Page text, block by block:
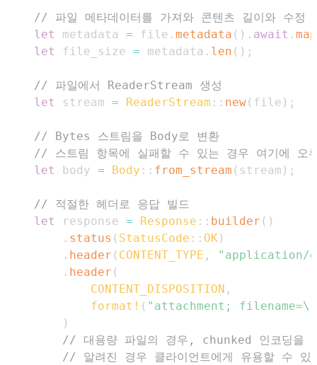
// 파일 메타데이터를 가져와 콘텐츠 길이와 수정
let
metadata = file . metadata ( ) . await .
let
file_size = metadata . len ( ) ;
// 파일에서 ReaderStream 생성
let
stream = ReaderStream :: new( file ) ;
// Bytes 스트림을 Body로 변환
// 스트림 항목에 실패할 수 있는 경우 여기에 오
let
body = Body :: from_stream ( stream ) ;
// 적절한 헤더로 응답 빌드
let
response = Response :: builder ( )
. status ( StatusCode :: OK)
. header ( CONTENT_TYPE ,
"application/
. header (
CONTENT_DISPOSITION ,
format! ( "attachment;
)
// 대용량 파일의 경우, chunked 인코딩을
// 알려진 경우 클라이언트에게 유용할 수 있